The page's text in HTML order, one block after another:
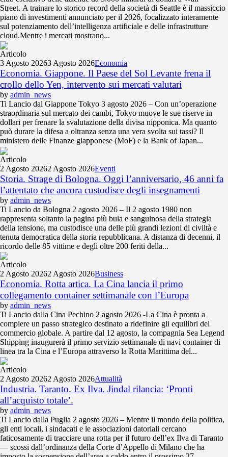
Street. A trainare lo storico record della società di Seattle è il massiccio
piano di investimenti annunciato per il 2026, focalizzato interamente
sul potenziamento dell’intelligenza artificiale e delle infrastrutture
cloud.Mentre i mercati mostrano...
Articolo
3 Agosto 20263 Agosto 2026Economia
Economia. Giappone. Il Paese del Sol Levante frena il
crollo dello Yen, intervento sui mercati valutari
by admin_news
Ti Lancio dal Giappone Tokyo 3 agosto 2026 – Con un’operazione
straordinaria sul mercato dei cambi, Tokyo muove le sue riserve in
dollari per frenare la svalutazione della divisa nipponica. Ma quanto
può durare la difesa a oltranza senza una vera svolta sui tassi? Il
ministero delle Finanze giapponese (MoF) e la Bank of Japan...
Articolo
2 Agosto 20262 Agosto 2026Eventi
Storia. Strage di Bologna. Oggi l’anniversario, 46 anni fa
l’attentato che ancora custodisce degli insegnamenti
by admin_news
Ti Lancio da Bologna 2 agosto 2026 – Il 2 agosto 1980 non
rappresenta soltanto la pagina più buia e sanguinosa della strategia
della tensione, ma custodisce una delle più grandi lezioni di civiltà e
tenuta democratica della storia repubblicana. A distanza di decenni, il
ricordo delle 85 vittime e degli oltre 200 feriti della...
Articolo
2 Agosto 20262 Agosto 2026Business
Economia. Rotta artica. La Cina lancia il primo
collegamento container settimanale con l’Europa
by admin_news
Ti Lancio dalla Cina Pechino 2 agosto 2026 -La Cina è pronta a
compiere un passo strategico destinato a ridefinire gli equilibri del
commercio globale. A partire dal 12 agosto, la compagnia Sea Legend
Shipping inaugurerà il primo servizio settimanale di navi container di
linea tra la Cina e l’Europa attraverso la Rotta Marittima del...
Articolo
2 Agosto 20262 Agosto 2026Attualità
Industria. Taranto. Ex Ilva. Jindal rilancia: ‘Pronti
all’acquisto totale’.
by admin_news
Ti Lancio dalla Puglia 2 agosto 2026 – Mentre il mondo della politica,
gli enti locali, i sindacati e le associazioni datoriali cercano
faticosamente di tracciare una rotta per il futuro dell’ex Ilva di Taranto
— scossi dall’ordinanza della Corte d’Appello di Milano che ha